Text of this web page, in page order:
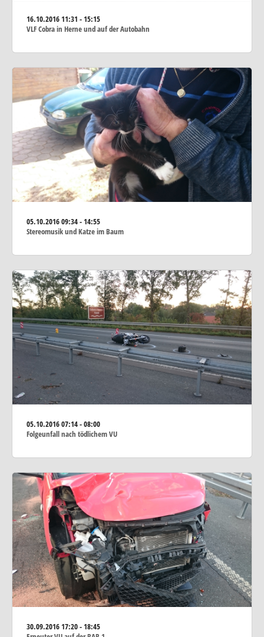
16.10.201611:31 - 15:15
VLF Cobra in Herne und auf der Autobahn
05.10.201609:34 - 14:55
Stereomusik und Katze im Baum
05.10.201607:14 - 08:00
Folgeunfall nach tödlichem VU
30.09.201617:20 - 18:45